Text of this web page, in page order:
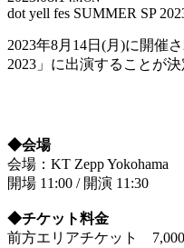
dot yell fes SUMMER SP
2023年8月14日(月)に開催
2023」に出演することが決
◆会場
会場：KT Zepp Yokohama
開場 11:00 / 開演 11:30
◆チケット料金
前方エリアチケット 7,000